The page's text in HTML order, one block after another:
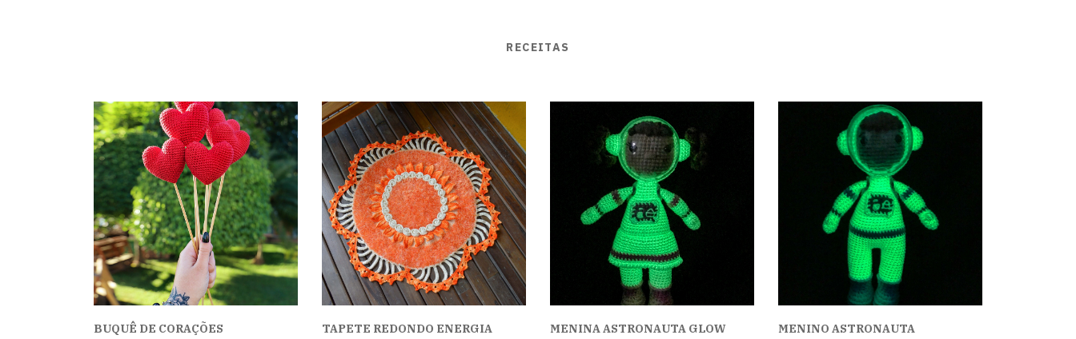
RECEITAS
BUQUÊ DE CORAÇÕES
TAPETE REDONDO ENERGIA
MENINA ASTRONAUTA GLOW
MENINO ASTRONAUTA